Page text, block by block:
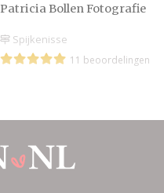
Patricia Bollen Fotografie
Spijkenisse
11 beoordelingen